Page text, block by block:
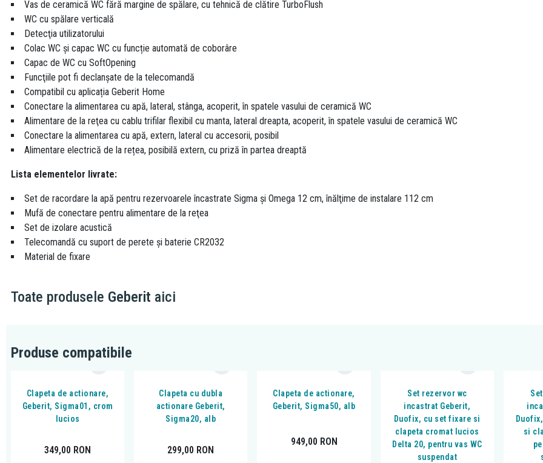
Vas de ceramică WC fără margine de spălare, cu tehnică de clătire TurboFlush
WC cu spălare verticală
Detecţia utilizatorului
Colac WC și capac WC cu funcție automată de coborâre
Capac de WC cu SoftOpening
Funcţiile pot fi declanşate de la telecomandă
Compatibil cu aplicația Geberit Home
Conectare la alimentarea cu apă, lateral, stânga, acoperit, în spatele vasului de ceramică WC
Alimentare de la reţea cu cablu trifilar flexibil cu manta, lateral dreapta, acoperit, în spatele vasului de ceramică WC
Conectare la alimentarea cu apă, extern, lateral cu accesorii, posibil
Alimentare electrică de la rețea, posibilă extern, cu priză în partea dreaptă
Lista elementelor livrate:
Set de racordare la apă pentru rezervoarele încastrate Sigma şi Omega 12 cm, înălţime de instalare 112 cm
Mufă de conectare pentru alimentare de la reţea
Set de izolare acustică
Telecomandă cu suport de perete şi baterie CR2032
Material de fixare
Toate produsele Geberit aici
Produse compatibile
Clapeta de actionare,
Geberit, Sigma01, crom
lucios
349,00 RON
Clapeta cu dubla
actionare Geberit,
Sigma20, alb
299,00 RON
Clapeta de actionare,
Geberit, Sigma50, alb
949,00 RON
Set rezervor wc
incastrat Geberit,
Duofix, cu set fixare si
clapeta cromat lucios
Delta 20, pentru vas WC
suspendat
si